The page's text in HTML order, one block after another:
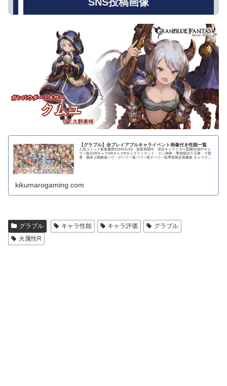
【グラブル】全プレイアブルキャライベント画像付き性能一覧
人気コミック更新履歴2024/01/22 更新再開中、現在キャラクター図鑑作成中キャ
ラ一覧SSRキャラSRキャラRキャラリミテッド・十二神将・季節限定十天衆・十賢
者・最終上限解放バフ・デバフ一覧バフ一覧デバフ一覧季節限定画像集 キャラクタ
kikumarogaming.com
グラブル キャラ性能 キャラ評価
グラブル
火属性R